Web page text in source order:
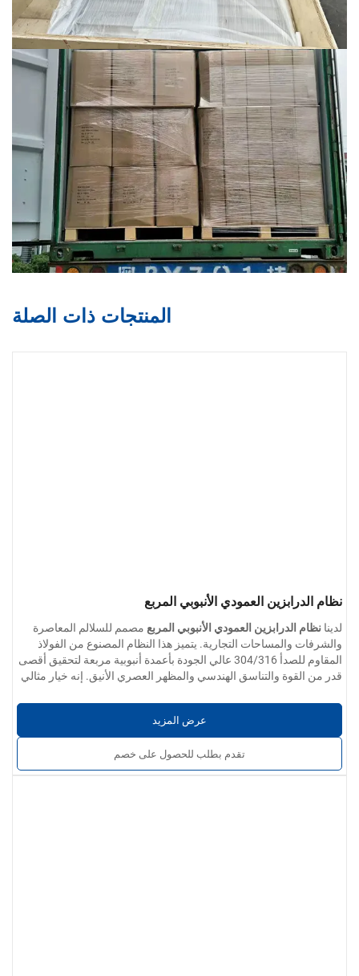
المنتجات ذات الصلة
نظام الدرابزين العمودي الأنبوبي المربع
لدينا نظام الدرابزين العمودي الأنبوبي المربع مصمم للسلالم المعاصرة
والشرفات والمساحات التجارية. يتميز هذا النظام المصنوع من الفولاذ
المقاوم للصدأ 304/316 عالي الجودة بأعمدة أنبوبية مربعة لتحقيق أقصى
قدر من القوة والتناسق الهندسي والمظهر العصري الأنيق. إنه خيار مثالي
خيارات المواد:الفولاذ المقاوم للصدأ 304 / 201 / 316 / 430
تشطيب السطح:أملس وخالٍ من النتوءات وخالٍ من الخدوش أو الخدوش
أو الشقوق. تشمل الخيارات اللمسات النهائية الصناعية أو اللمسات النهائية
المصقولة أو اللمسات النهائية المصقولة كالمرآة.
خدمات مخصصة:يمكن تخصيص الحجم ومظهر الأنبوب والتجهيزات
عرض المزيد
تقدم بطلب للحصول على خصم